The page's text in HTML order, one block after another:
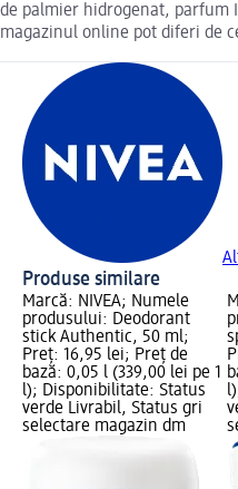
de palmier hidrogenat, parfum
magazinul online pot diferi de
Produse similare
Marcă: NIVEA; Numele
produsului: Deodorant
stick Authentic, 50 ml;
Preț: 16,95 lei; Preț de
bază: 0,05 l (339,00 lei pe 1
l); Disponibilitate: Status
verde Livrabil, Status gri
selectare magazin dm